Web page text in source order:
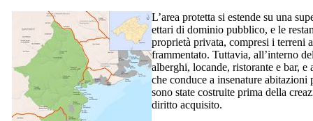
L’area protetta si estende su una
ettari di dominio pubblico, e le
proprietà privata, compresi i terreni
frammentato. Tuttavia, all’interno
alberghi, locande, ristorante e bar, e
che conduce a insenature abitazioni
sono state costruite prima della
diritto acquisito.